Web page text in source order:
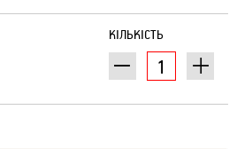
КІЛЬКІСТЬ